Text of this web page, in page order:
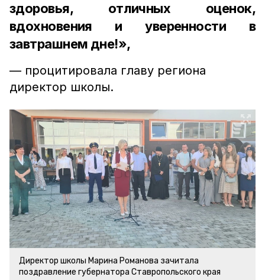
здоровья, отличных оценок,
вдохновения и уверенности в
завтрашнем дне!»,
— процитировала главу региона
директор школы.
Директор школы Марина Романова зачитала
поздравление губернатора Ставропольского края